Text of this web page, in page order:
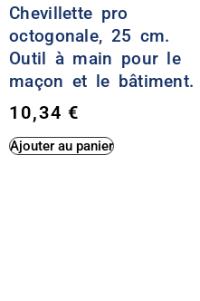
Chevillette pro
octogonale, 25 cm.
Outil à main pour le
maçon et le bâtiment.
10,34€
Ajouter au panier